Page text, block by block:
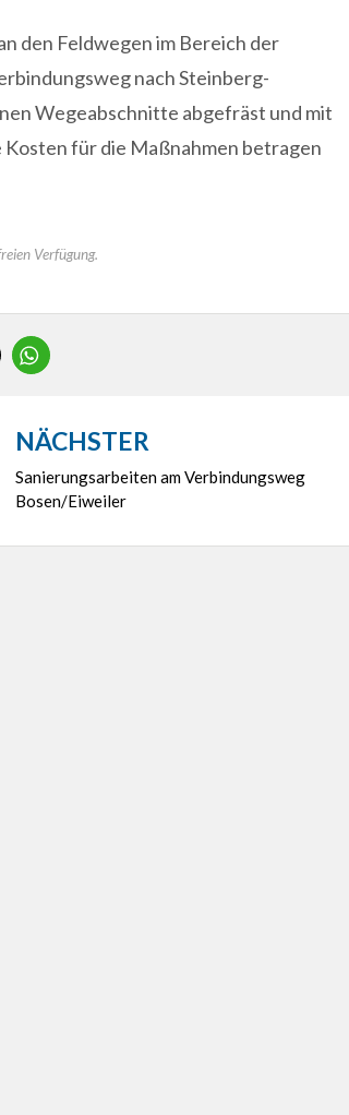
den Feldwegen im Bereich der
nach Steinberg-
Wegeabschnitte abgefräst und mit
für die Maßnahmen betragen
Verfügung.
NÄCHSTER
Sanierungsarbeiten am Verbindungsweg
Bosen/Eiweiler